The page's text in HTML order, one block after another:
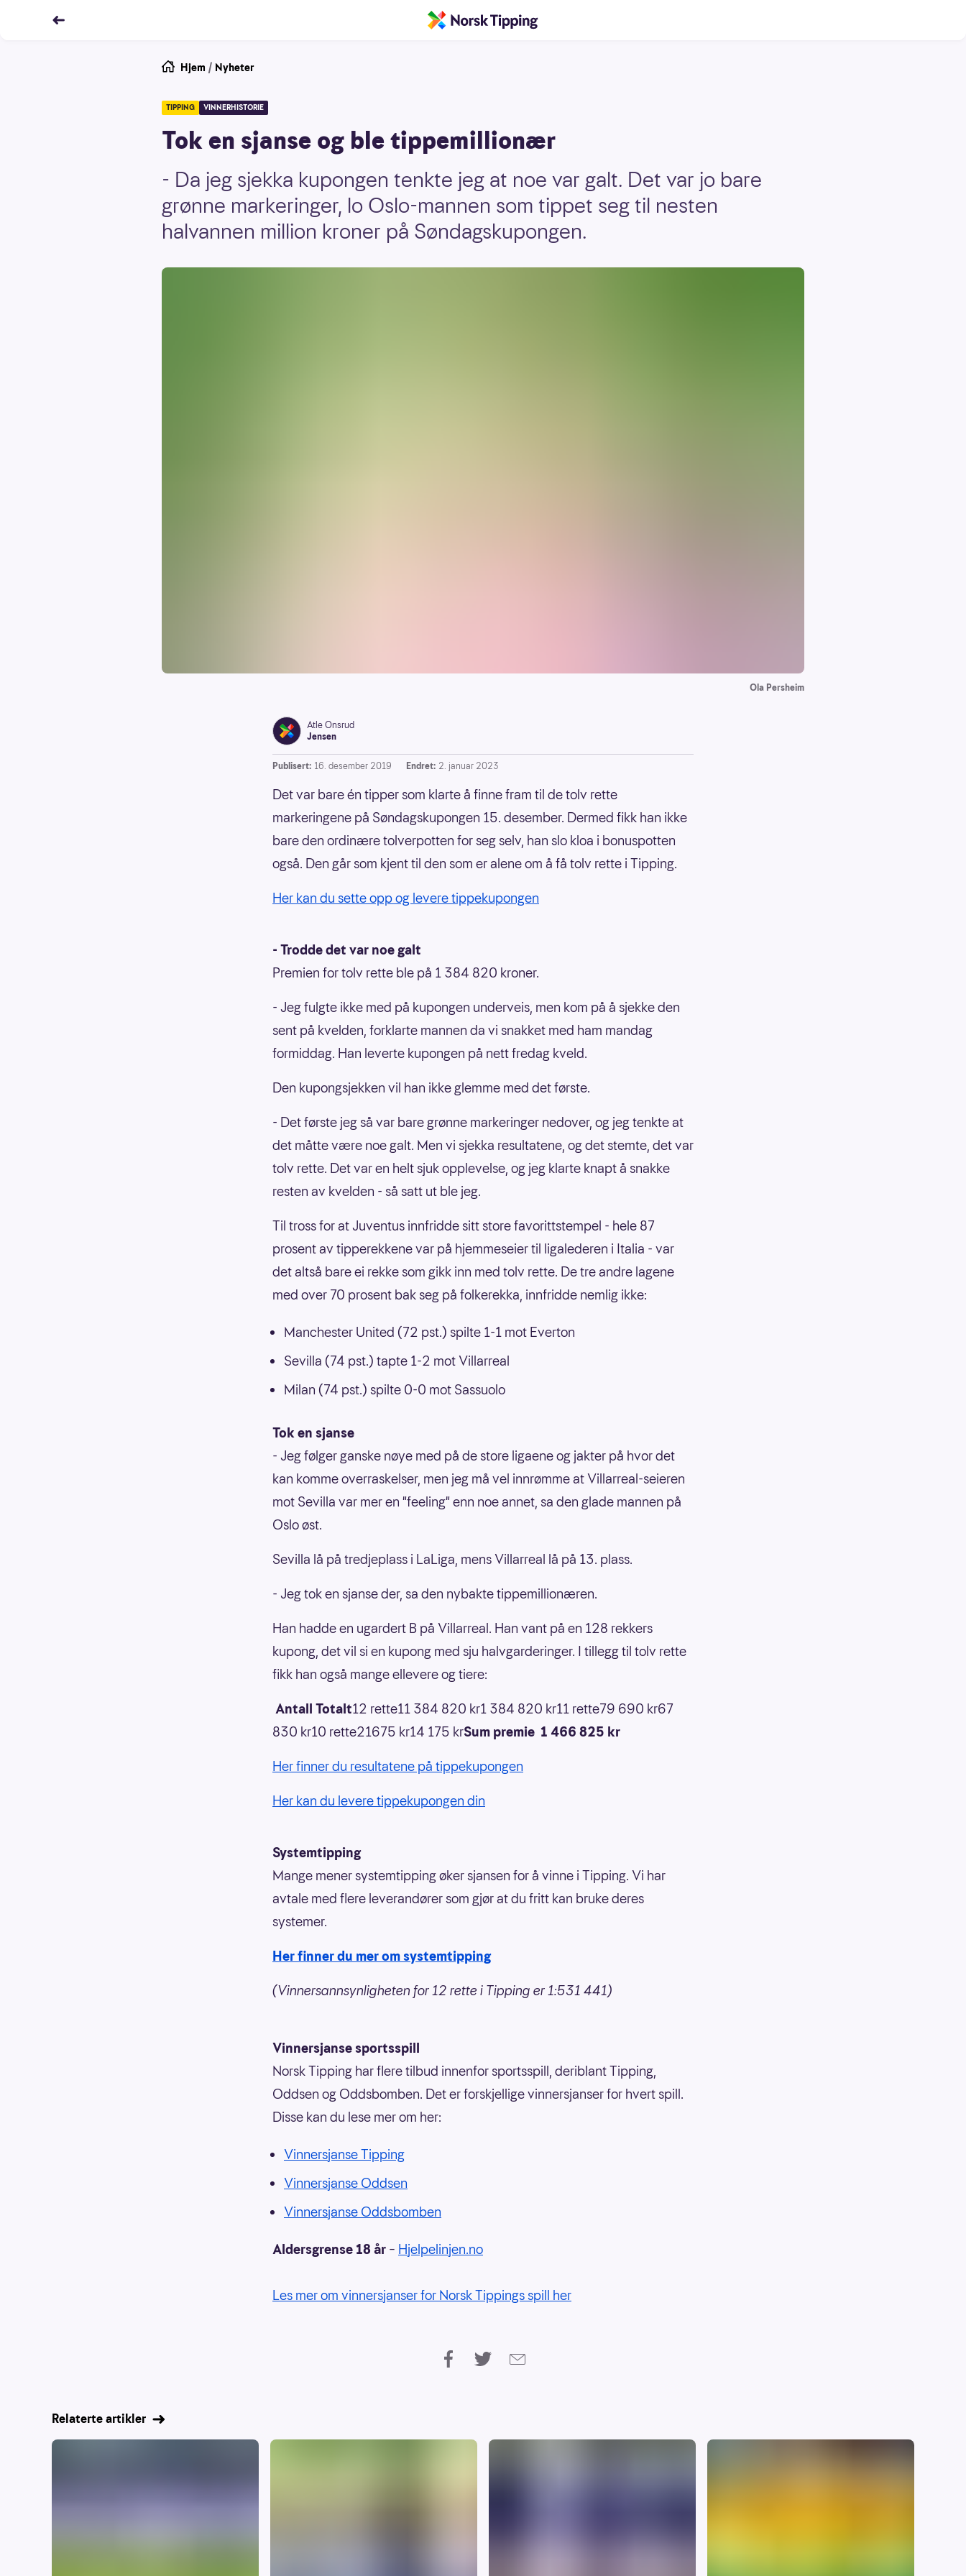
Hjem / Nyheter
TIPPING VINNERHISTORIE
Tok en sjanse og ble tippemillionær
- Da jeg sjekka kupongen tenkte jeg at noe var galt. Det var jo bare
grønne markeringer, lo Oslo-mannen som tippet seg til nesten
halvannen million kroner på Søndagskupongen.
Ola Persheim
Atle Onsrud
Jensen
Publisert: 16. desember 2019 Endret: 2. januar 2023
Det var bare én tipper som klarte å finne fram til de tolv rette
markeringene på Søndagskupongen 15. desember. Dermed fikk han ikke
bare den ordinære tolverpotten for seg selv, han slo kloa i bonuspotten
også. Den går som kjent til den som er alene om å få tolv rette i Tipping.
Her kan du sette opp og levere tippekupongen
- Trodde det var noe galt
Premien for tolv rette ble på 1 384 820 kroner.
- Jeg fulgte ikke med på kupongen underveis, men kom på å sjekke den
sent på kvelden, forklarte mannen da vi snakket med ham mandag
formiddag. Han leverte kupongen på nett fredag kveld.
Den kupongsjekken vil han ikke glemme med det første.
- Det første jeg så var bare grønne markeringer nedover, og jeg tenkte at
det måtte være noe galt. Men vi sjekka resultatene, og det stemte, det var
tolv rette. Det var en helt sjuk opplevelse, og jeg klarte knapt å snakke
resten av kvelden - så satt ut ble jeg.
Til tross for at Juventus innfridde sitt store favorittstempel - hele 87
prosent av tipperekkene var på hjemmeseier til ligalederen i Italia - var
det altså bare ei rekke som gikk inn med tolv rette. De tre andre lagene
med over 70 prosent bak seg på folkerekka, innfridde nemlig ikke:
Manchester United (72 pst.) spilte 1-1 mot Everton
Sevilla (74 pst.) tapte 1-2 mot Villarreal
Milan (74 pst.) spilte 0-0 mot Sassuolo
Tok en sjanse
- Jeg følger ganske nøye med på de store ligaene og jakter på hvor det
kan komme overraskelser, men jeg må vel innrømme at Villarreal-seieren
mot Sevilla var mer en "feeling" enn noe annet, sa den glade mannen på
Oslo øst.
Sevilla lå på tredjeplass i LaLiga, mens Villarreal lå på 13. plass.
- Jeg tok en sjanse der, sa den nybakte tippemillionæren.
Han hadde en ugardert B på Villarreal. Han vant på en 128 rekkers
kupong, det vil si en kupong med sju halvgarderinger. I tillegg til tolv rette
fikk han også mange ellevere og tiere:
Antall Totalt12 rette11 384 820 kr1 384 820 kr11 rette79 690 kr67
830 kr10 rette21675 kr14 175 krSum premie 1 466 825 kr
Her finner du resultatene på tippekupongen
Her kan du levere tippekupongen din
Systemtipping
Mange mener systemtipping øker sjansen for å vinne i Tipping. Vi har
avtale med flere leverandører som gjør at du fritt kan bruke deres
systemer.
Her finner du mer om systemtipping
(Vinnersannsynligheten for 12 rette i Tipping er 1:531 441)
Vinnersjanse sportsspill
Norsk Tipping har flere tilbud innenfor sportsspill, deriblant Tipping,
Oddsen og Oddsbomben. Det er forskjellige vinnersjanser for hvert spill.
Disse kan du lese mer om her:
Vinnersjanse Tipping
Vinnersjanse Oddsen
Vinnersjanse Oddsbomben
Aldersgrense 18 år – Hjelpelinjen.no
Les mer om vinnersjanser for Norsk Tippings spill her
Relaterte artikler